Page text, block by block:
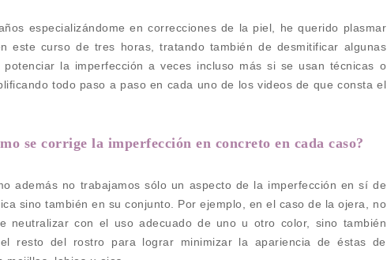
especializándome en correcciones de la piel, he querido plasmar
este curso de tres horas, tratando también de desmitificar algunas
la imperfección a veces incluso más si se usan técnicas o
todo paso a paso en cada uno de los videos de que consta el
se corrige la imperfección en concreto en cada caso?
además no trabajamos sólo un aspecto de la imperfección en sí de
sino también en su conjunto. Por ejemplo, en el caso de la ojera, no
neutralizar con el uso adecuado de uno u otro color, sino también
resto del rostro para lograr minimizar la apariencia de éstas de